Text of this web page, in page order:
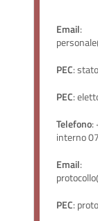
Email:
PEC:
PEC:
Telefono:
interno
Email:
PEC: